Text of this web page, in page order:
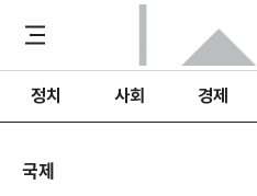
정치 사회 경제
국제